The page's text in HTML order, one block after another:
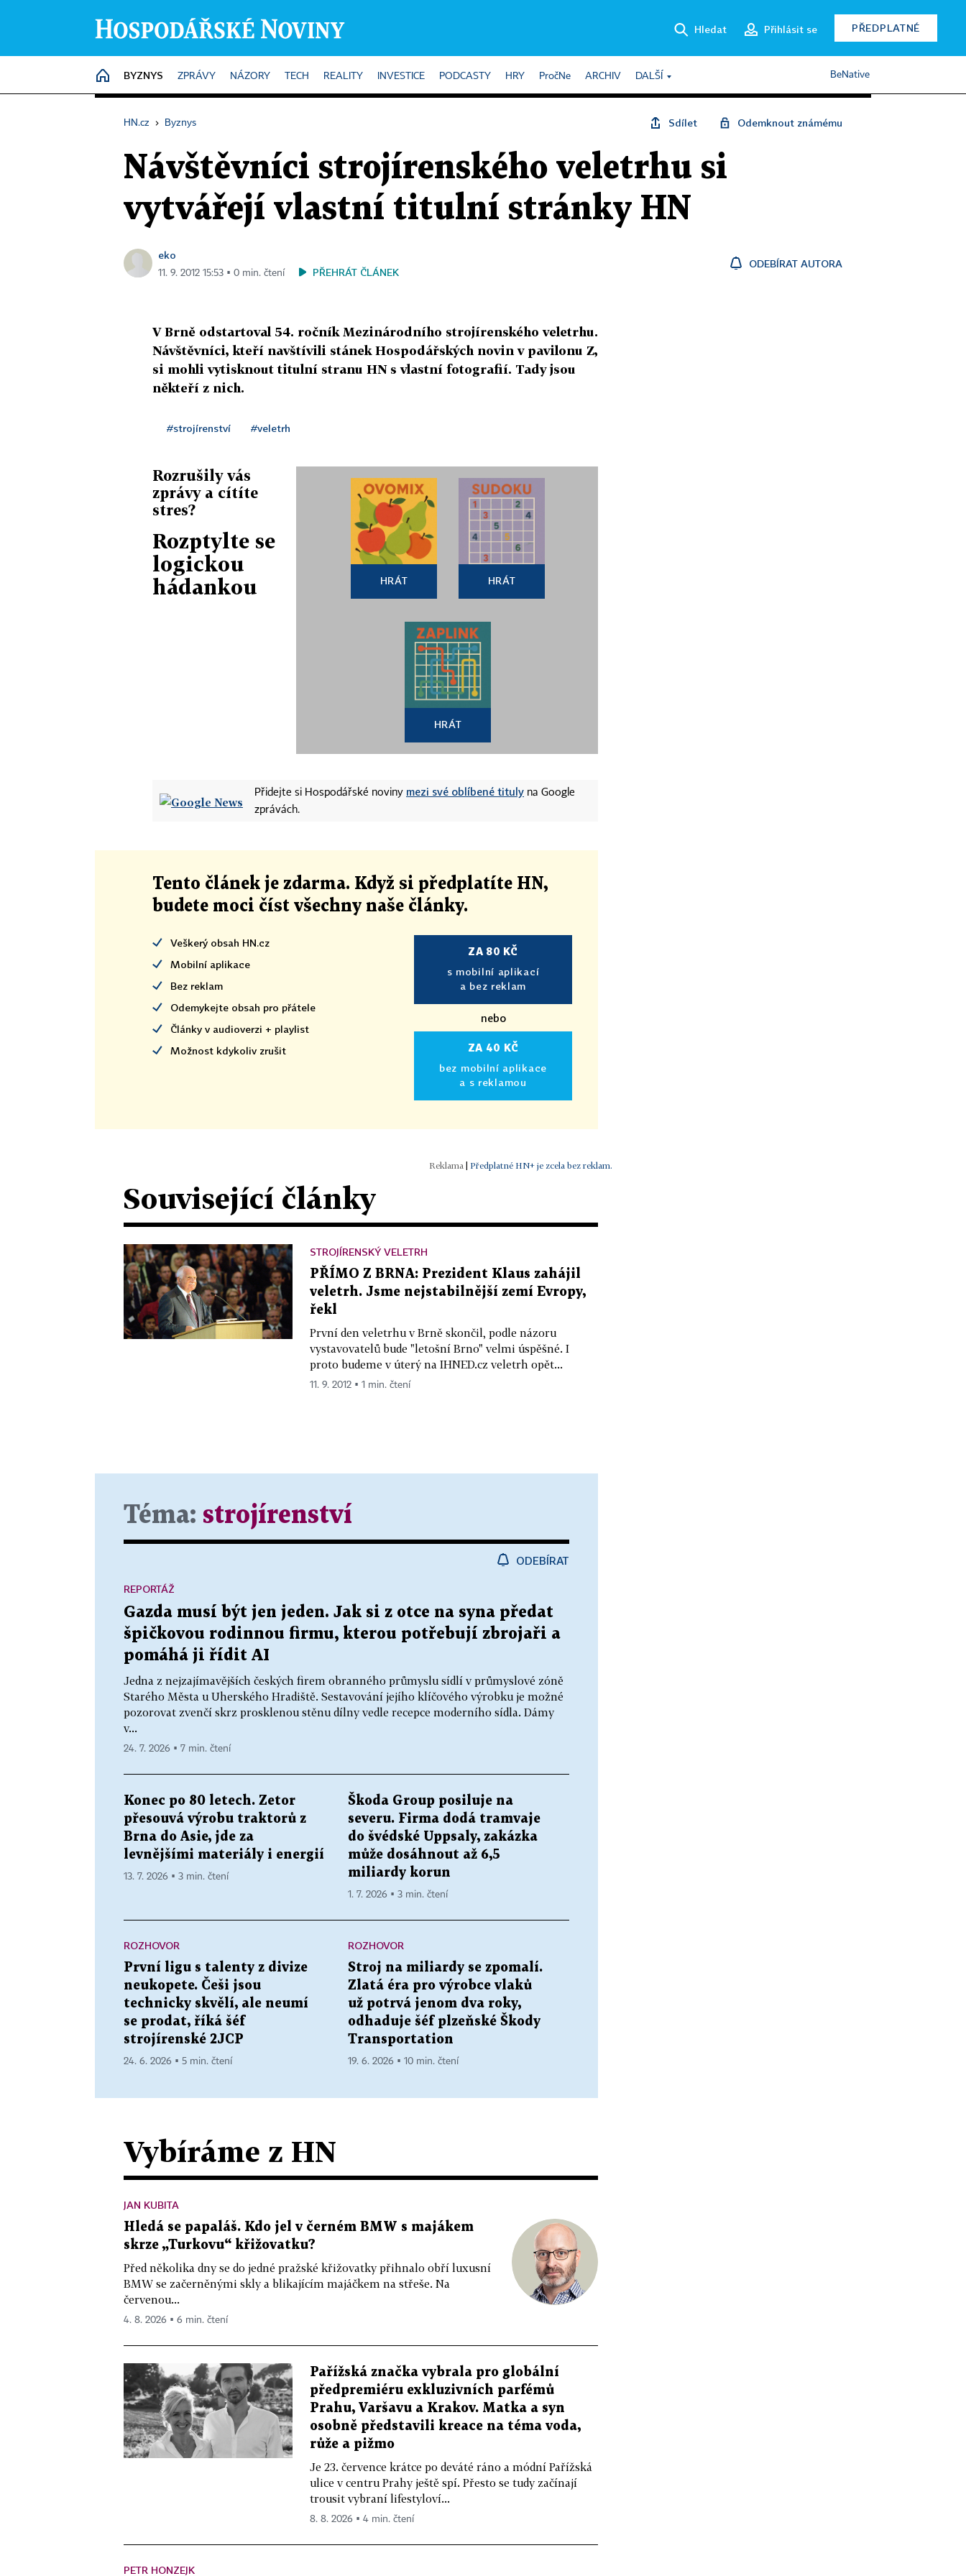
Hledat Přihlásit se PŘEDPLATNÉ
HOME
BYZNYS ZPRÁVY NÁZORY TECH REALITY INVESTICE PODCASTY HRY PročNe ARCHIV DALŠÍ BeNative
HN.cz › Byznys Sdílet Odemknout známému
Návštěvníci strojírenského veletrhu si
vytvářejí vlastní titulní stránky HN
eko
11. 9. 2012 15:53 ▪ 0 min. čtení PŘEHRÁT ČLÁNEK
ODEBÍRAT AUTORA
V Brně odstartoval 54. ročník Mezinárodního strojírenského veletrhu.
Návštěvníci, kteří navštívili stánek Hospodářských novin v pavilonu Z,
si mohli vytisknout titulní stranu HN s vlastní fotografií. Tady jsou
někteří z nich.
#strojírenství #veletrh
Rozrušily vás
zprávy a cítíte
stres?
Rozptylte se
logickou
hádankou
HRÁT HRÁT
HRÁT
Přidejte si Hospodářské noviny mezi své oblíbené tituly na Google
zprávách.
Tento článek je zdarma. Když si předplatíte HN,
budete moci číst všechny naše články.
Veškerý obsah HN.cz
Mobilní aplikace
Bez reklam
Odemykejte obsah pro přátele
Články v audioverzi + playlist
Možnost kdykoliv zrušit
ZA 80 KČ
s mobilní aplikací
a bez reklam
nebo
ZA 40 KČ
bez mobilní aplikace
a s reklamou
Předplatné HN+ je zcela bez reklam.
Související články
STROJÍRENSKÝ VELETRH
PŘÍMO Z BRNA: Prezident Klaus zahájil
veletrh. Jsme nejstabilnější zemí Evropy,
řekl
První den veletrhu v Brně skončil, podle názoru
vystavovatelů bude "letošní Brno" velmi úspěšné. I
proto budeme v úterý na IHNED.cz veletrh opět...
11. 9. 2012 ▪ 1 min. čtení
Téma: strojírenství
ODEBÍRAT
Gazda musí být jen jeden. Jak si z otce na syna předat
špičkovou rodinnou firmu, kterou potřebují zbrojaři a
pomáhá ji řídit AI
Jedna z nejzajímavějších českých firem obranného průmyslu sídlí v průmyslové zóně
Starého Města u Uherského Hradiště. Sestavování jejího klíčového výrobku je možné
pozorovat zvenčí skrz prosklenou stěnu dílny vedle recepce moderního sídla. Dámy
v...
REPORTÁŽ
24. 7. 2026 ▪ 7 min. čtení
Konec po 80 letech. Zetor
přesouvá výrobu traktorů z
Brna do Asie, jde za
levnějšími materiály i energií
13. 7. 2026 ▪ 3 min. čtení
Škoda Group posiluje na
severu. Firma dodá tramvaje
do švédské Uppsaly, zakázka
může dosáhnout až 6,5
miliardy korun
1. 7. 2026 ▪ 3 min. čtení
ROZHOVOR
První ligu s talenty z divize
neukopete. Češi jsou
technicky skvělí, ale neumí
se prodat, říká šéf
strojírenské 2JCP
24. 6. 2026 ▪ 5 min. čtení
ROZHOVOR
Stroj na miliardy se zpomalí.
Zlatá éra pro výrobce vlaků
už potrvá jenom dva roky,
odhaduje šéf plzeňské Škody
Transportation
19. 6. 2026 ▪ 10 min. čtení
Vybíráme z HN
JAN KUBITA
Hledá se papaláš. Kdo jel v černém BMW s majákem
skrze „Turkovu“ křižovatku?
Před několika dny se do jedné pražské křižovatky přihnalo obří luxusní
BMW se začerněnými skly a blikajícím majáčkem na střeše. Na
červenou...
4. 8. 2026 ▪ 6 min. čtení
Pařížská značka vybrala pro globální
předpremiéru exkluzivních parfémů
Prahu, Varšavu a Krakov. Matka a syn
osobně představili kreace na téma voda,
růže a pižmo
Je 23. července krátce po deváté ráno a módní Pařížská
ulice v centru Prahy ještě spí. Přesto se tudy začínají
trousit vybraní lifestyloví...
8. 8. 2026 ▪ 4 min. čtení
PETR HONZEJK